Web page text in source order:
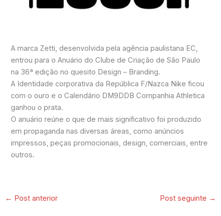
A marca Zetti, desenvolvida pela agência paulistana EC,
entrou para o Anuário do Clube de Criação de São Paulo
na 36ª edição no quesito Design – Branding.
A Identidade corporativa da República F/Nazca Nike ficou
com o ouro e o Calendário DM9DDB Companhia Athletica
ganhou o prata.
O anuário reúne o que de mais significativo foi produzido
em propaganda nas diversas áreas, como anúncios
impressos, peças promocionais, design, comerciais, entre
outros.
← Post anterior Post seguinte →